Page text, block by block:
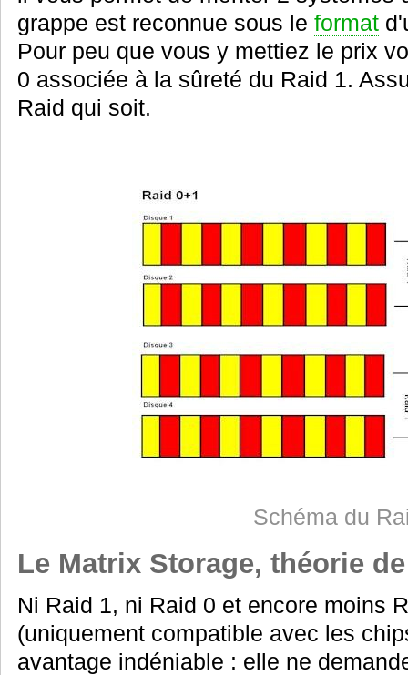
grappe est reconnue sous le format
Pour peu que vous y mettiez le prix
0 associée à la sûreté du Raid 1.
Raid qui soit.
Schéma du
Le Matrix Storage, théorie
Ni Raid 1, ni Raid 0 et encore moins
(uniquement compatible avec les
avantage indéniable : elle ne